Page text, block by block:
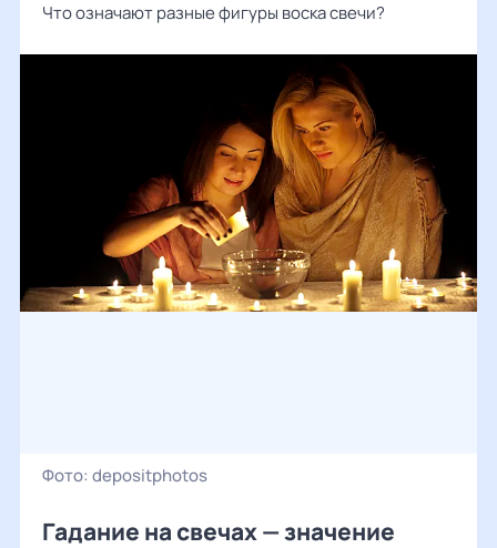
Что означают разные фигуры воска свечи?
Фото: depositphotos
Гадание на свечах — значение